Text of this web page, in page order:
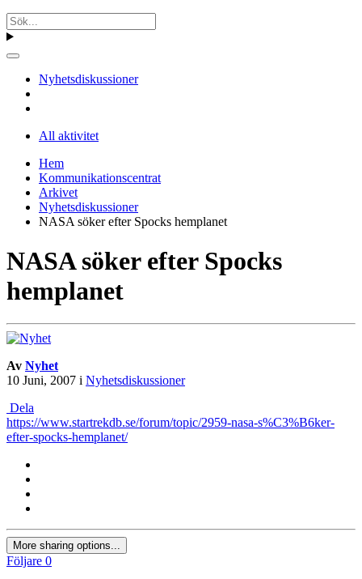
Nyhetsdiskussioner
All aktivitet
Hem
Kommunikationscentrat
Arkivet
Nyhetsdiskussioner
NASA söker efter Spocks hemplanet
NASA söker efter Spocks
hemplanet
Av Nyhet
10 Juni, 2007 i Nyhetsdiskussioner
Dela
https://www.startrekdb.se/forum/topic/2959-nasa-s%C3%B6ker-
efter-spocks-hemplanet/
More sharing options...
Följare 0